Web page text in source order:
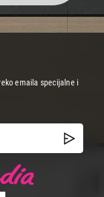
emaila specijalne i